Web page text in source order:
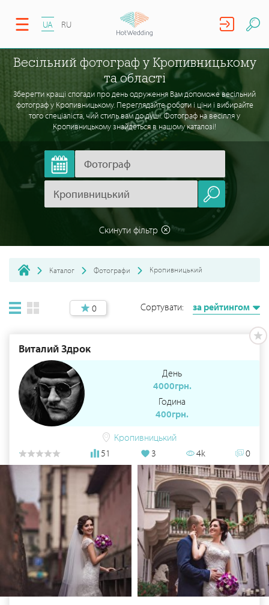
UA RU
Весільний фотограф у Кропивницькому
та області
Зберегти кращі спогади про день одруження Вам допоможе весільний
фотограф у Кропивницькому. Переглядайте роботи і ціни і вибирайте
того спеціаліста, чий стиль вам до душі. Фотограф на весілля у
Кропивницькому знайдеться в нашому каталозі!
Скинути фільтр
Каталог Фотографи Кропивницький
0 Сортувати: за рейтингом
Виталий Здрок
День
4000грн.
Година
400грн.
Кропивницький
51
3 4k 0